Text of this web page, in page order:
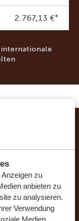
zu
anbieten zu
zu analysieren.
Verwendung
2.767,13 €*
sich Ihren
Routen